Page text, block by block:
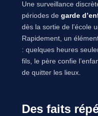
Une surveillance
périodes de garde
dès la sortie de l’école
Rapidement, un
: quelques heures
fils, le père confie
de quitter les lieux.
Des faits